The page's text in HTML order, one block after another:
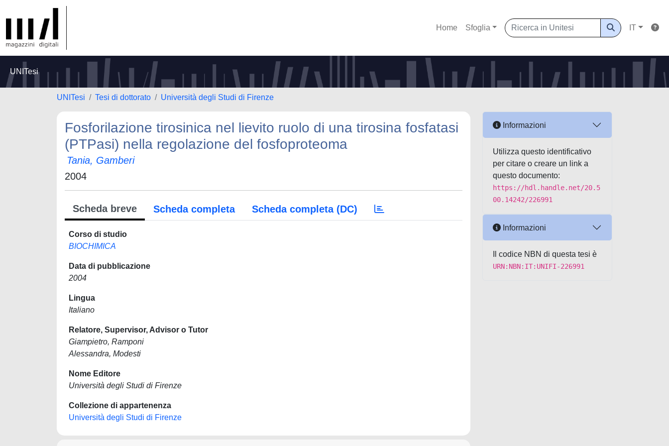
Home Sfoglia IT
UNITesi
UNITesi Tesi di dottorato Università degli Studi di Firenze
Fosforilazione tirosinica nel lievito ruolo di una tirosina fosfatasi
(PTPasi) nella regolazione del fosfoproteoma
Tania, Gamberi
2004
Scheda breve Scheda completa Scheda completa (DC)
Corso di studio
BIOCHIMICA
Data di pubblicazione
2004
Lingua
Italiano
Relatore, Supervisor, Advisor o Tutor
Giampietro, Ramponi
Alessandra, Modesti
Nome Editore
Università degli Studi di Firenze
Collezione di appartenenza
Università degli Studi di Firenze
Informazioni
Utilizza questo identificativo
per citare o creare un link a
questo documento:
https://hdl.handle.net/20.5
00.14242/226991
Informazioni
Il codice NBN di questa tesi è
URN:NBN:IT:UNIFI-226991